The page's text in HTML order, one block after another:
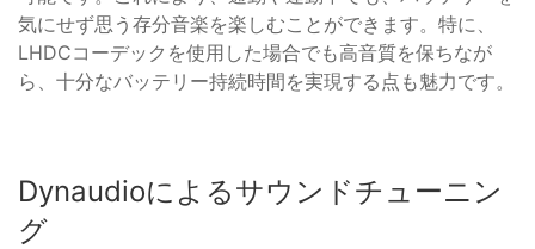
気にせず思う存分音楽を楽しむことができます。特に、
LHDCコーデックを使用した場合でも高音質を保ちなが
ら、十分なバッテリー持続時間を実現する点も魅力です。
Dynaudioによるサウンドチューニン
グ